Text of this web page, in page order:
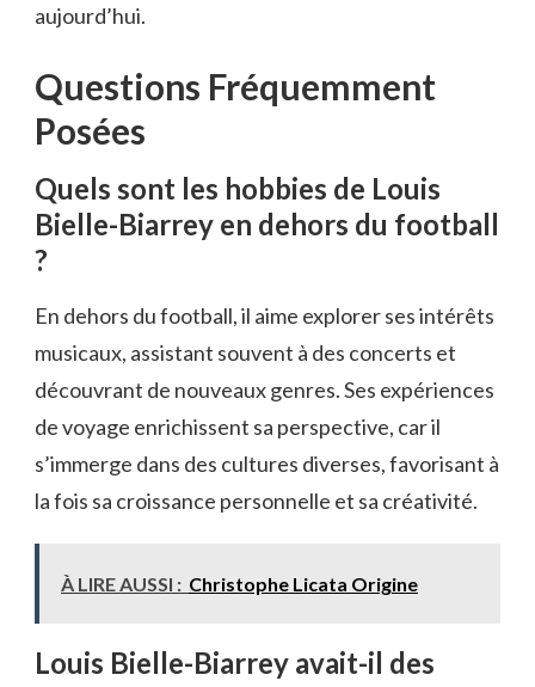
aujourd’hui.
Questions Fréquemment
Posées
Quels sont les hobbies de Louis
Bielle-Biarrey en dehors du football
?
En dehors du football, il aime explorer ses intérêts
musicaux, assistant souvent à des concerts et
découvrant de nouveaux genres. Ses expériences
de voyage enrichissent sa perspective, car il
s’immerge dans des cultures diverses, favorisant à
la fois sa croissance personnelle et sa créativité.
À LIRE AUSSI : Christophe Licata Origine
Louis Bielle-Biarrey avait-il des